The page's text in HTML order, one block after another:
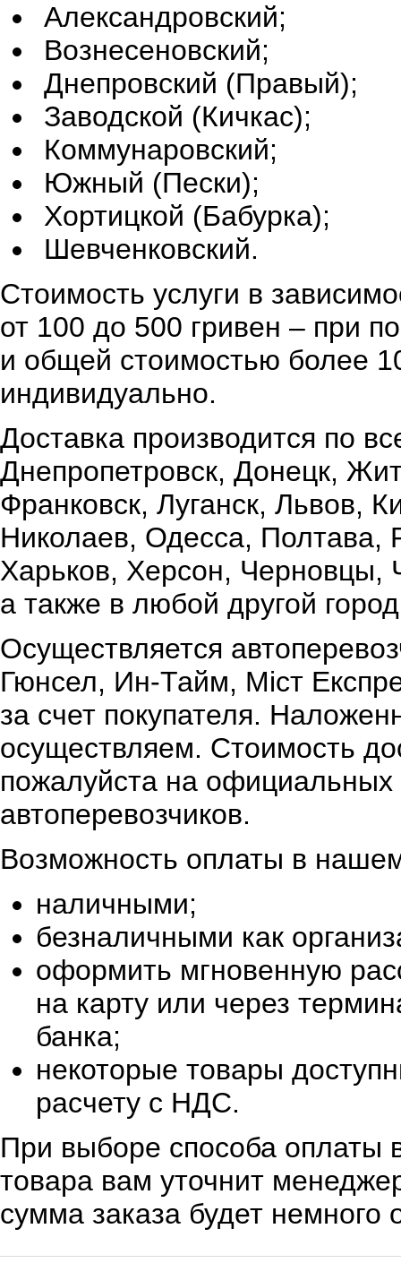
Александровский;
Вознесеновский;
Днепровский (Правый);
Заводской (Кичкас);
Коммунаровский;
Южный (Пески);
Хортицкой (Бабурка);
Шевченковский.
Стоимость услуги в
от 100 до 500 гривен – при
и общей стоимостью более
индивидуально.
Доставка производится по
Днепропетровск, Донецк,
Франковск, Луганск, Львов,
Николаев, Одесса,
Харьков, Херсон, Черновцы,
а также в любой другой
Осуществляется
Гюнсел, Ин-Тайм, Міст
за счет покупателя.
осуществляем. Стоимость
пожалуйста на официальных
автоперевозчиков.
Возможность оплаты в
наличными;
безналичными как
оформить мгновенную
на карту или через
банка;
некоторые товары
расчету с НДС.
При выборе способа оплаты
товара вам уточнит
сумма заказа будет немного